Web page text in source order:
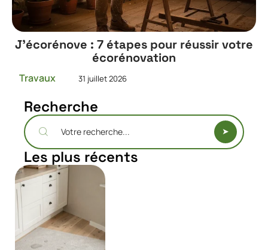
J’écorénove : 7 étapes pour réussir votre
écorénovation
Travaux 31 juillet 2026
Recherche
Les plus récents